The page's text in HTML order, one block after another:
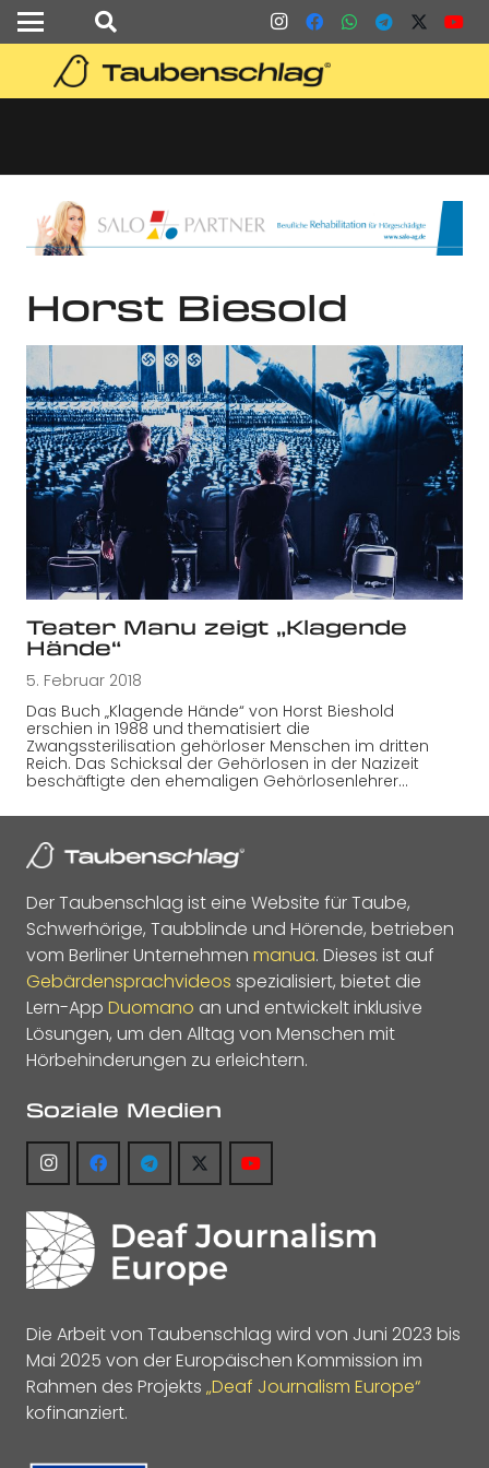
Horst Biesold
Teater Manu zeigt „Klagende
Hände“
5. Februar 2018
Das Buch „Klagende Hände“ von Horst Bieshold
erschien in 1988 und thematisiert die
Zwangssterilisation gehörloser Menschen im dritten
Reich. Das Schicksal der Gehörlosen in der Nazizeit
beschäftigte den ehemaligen Gehörlosenlehrer…
Der Taubenschlag ist eine Website für Taube,
Schwerhörige, Taubblinde und Hörende, betrieben
vom Berliner Unternehmen manua. Dieses ist auf
Gebärdensprachvideos spezialisiert, bietet die
Lern-App Duomano an und entwickelt inklusive
Lösungen, um den Alltag von Menschen mit
Hörbehinderungen zu erleichtern.
Soziale Medien
Die Arbeit von Taubenschlag wird von Juni 2023 bis
Mai 2025 von der Europäischen Kommission im
Rahmen des Projekts „Deaf Journalism Europe“
kofinanziert.